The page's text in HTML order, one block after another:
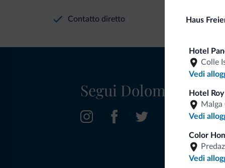
Haus
Hotel
Colle
Vedi
Hotel Roy
Malga
Vedi
Color
Vedi
Contatto diretto
Segui Dolomiti.it